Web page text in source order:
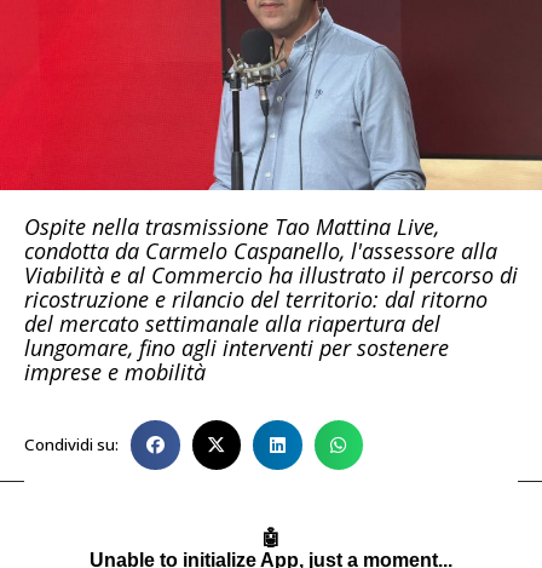
Ospite nella trasmissione Tao Mattina Live,
condotta da Carmelo Caspanello, l'assessore alla
Viabilità e al Commercio ha illustrato il percorso di
ricostruzione e rilancio del territorio: dal ritorno
del mercato settimanale alla riapertura del
lungomare, fino agli interventi per sostenere
imprese e mobilità
Condividi su: